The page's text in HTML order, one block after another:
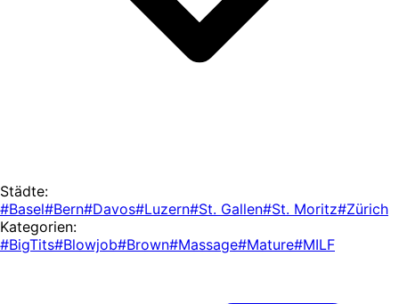
Städte:
#Basel#Bern#Davos#Luzern#St. Gallen#St. Moritz#Zürich
Kategorien:
#BigTits#Blowjob#Brown#Massage#Mature#MILF